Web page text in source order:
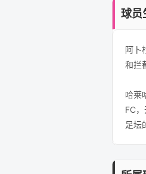
球员
阿卜
和拦
哈莱
FC
足坛